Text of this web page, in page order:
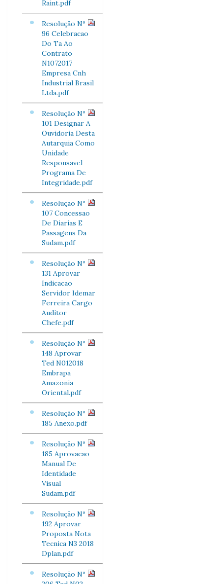
Raint.pdf
Resolução Nº
96 Celebracao
Do Ta Ao
Contrato
N1072017
Empresa Cnh
Industrial Brasil
Ltda.pdf
Resolução Nº
101 Designar A
Ouvidoria Desta
Autarquia Como
Unidade
Responsavel
Programa De
Integridade.pdf
Resolução Nº
107 Concessao
De Diarias E
Passagens Da
Sudam.pdf
Resolução Nº
131 Aprovar
Indicacao
Servidor Idemar
Ferreira Cargo
Auditor
Chefe.pdf
Resolução Nº
148 Aprovar
Ted N012018
Embrapa
Amazonia
Oriental.pdf
Resolução Nº
185 Anexo.pdf
Resolução Nº
185 Aprovacao
Manual De
Identidade
Visual
Sudam.pdf
Resolução Nº
192 Aprovar
Proposta Nota
Tecnica N3 2018
Dplan.pdf
Resolução Nº